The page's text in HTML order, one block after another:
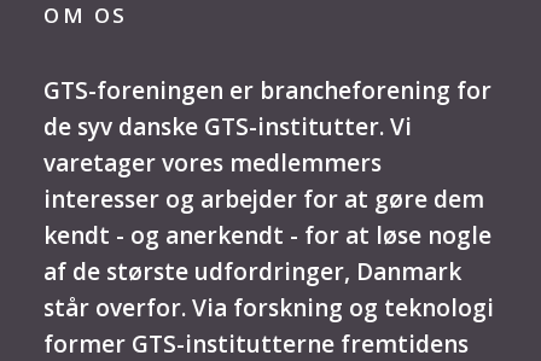
OM OS
GTS-foreningen er brancheforening for
de syv danske GTS-institutter. Vi
varetager vores medlemmers
interesser og arbejder for at gøre dem
kendt - og anerkendt - for at løse nogle
af de største udfordringer, Danmark
står overfor. Via forskning og teknologi
former GTS-institutterne fremtidens